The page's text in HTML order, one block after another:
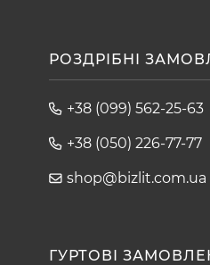
РОЗДРІБНІ
+38 (099) 562-25-63
+38 (050) 226-77-77
shop@bizlit.com.ua
ГУРТОВІ